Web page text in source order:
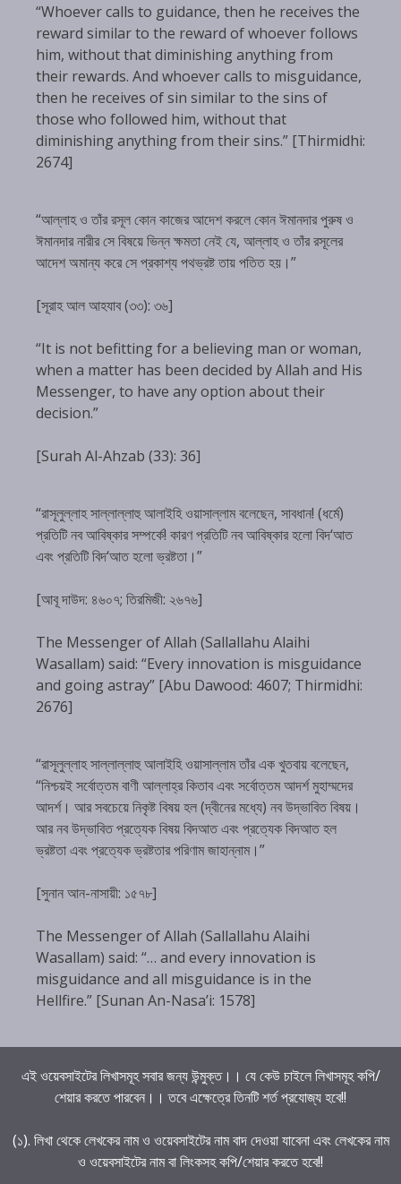
“Whoever calls to guidance, then he receives the
reward similar to the reward of whoever follows
him, without that diminishing anything from
their rewards. And whoever calls to misguidance,
then he receives of sin similar to the sins of
those who followed him, without that
diminishing anything from their sins.” [Thirmidhi:
2674]
“আল্লাহ ও তাঁর রসূল কোন কাজের আদেশ করলে কোন ঈমানদার পুরুষ ও
ঈমানদার নারীর সে বিষয়ে ভিন্ন ক্ষমতা নেই যে, আল্লাহ ও তাঁর রসূলের
আদেশ অমান্য করে সে প্রকাশ্য পথভ্রষ্ট তায় পতিত হয়।”
[সূরাহ আল আহযাব (৩৩): ৩৬]
“It is not befitting for a believing man or woman,
when a matter has been decided by Allah and His
Messenger, to have any option about their
decision.”
[Surah Al-Ahzab (33): 36]
“রাসূলুল্লাহ সাল্লাল্লাহু আলাইহি ওয়াসাল্লাম বলেছেন, সাবধান! (ধর্মে)
প্রতিটি নব আবিষ্কার সম্পর্কে! কারণ প্রতিটি নব আবিষ্কার হলো বিদ‘আত
এবং প্রতিটি বিদ‘আত হলো ভ্রষ্টতা।”
[আবূ দাউদ: ৪৬০৭; তিরমিজী: ২৬৭৬]
The Messenger of Allah (Sallallahu Alaihi
Wasallam) said: “Every innovation is misguidance
and going astray” [Abu Dawood: 4607; Thirmidhi:
2676]
“রাসূলুল্লাহ সাল্লাল্লাহু আলাইহি ওয়াসাল্লাম তাঁর এক খুতবায় বলেছেন,
“নিশ্চয়ই সর্বোত্তম বাণী আল্লাহ্‌র কিতাব এবং সর্বোত্তম আদর্শ মুহাম্মদের
আদর্শ। আর সবচেয়ে নিকৃষ্ট বিষয় হল (দ্বীনের মধ্যে) নব উদ্ভাবিত বিষয়।
আর নব উদ্ভাবিত প্রত্যেক বিষয় বিদআত এবং প্রত্যেক বিদআত হল
ভ্রষ্টতা এবং প্রত্যেক ভ্রষ্টতার পরিণাম জাহান্নাম।”
[সুনান আন-নাসায়ী: ১৫৭৮]
The Messenger of Allah (Sallallahu Alaihi
Wasallam) said: “… and every innovation is
misguidance and all misguidance is in the
Hellfire.” [Sunan An-Nasa’i: 1578]
এই ওয়েবসাইটের লিখাসমূহ সবার জন্য উন্মুক্ত।। যে কেউ চাইলে লিখাসমূহ কপি/
শেয়ার করতে পারবেন।। তবে এক্ষেত্রে তিনটি শর্ত প্রযোজ্য হবে!!
(১). লিখা থেকে লেখকের নাম ও ওয়েবসাইটের নাম বাদ দেওয়া যাবেনা এবং লেখকের নাম
ও ওয়েবসাইটের নাম বা লিংকসহ কপি/শেয়ার করতে হবে!!